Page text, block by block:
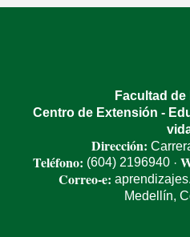
Facultad
Centro de Extensión -
Dirección:
Teléfono: (604) 2196940·
Correo-e:
Medellín,